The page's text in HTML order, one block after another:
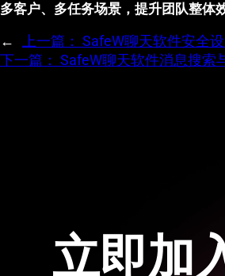
多客户、多任务场景，提升团队整体效
← 上一篇： SafeW聊天软件安全
下一篇： SafeW聊天软件消息搜索
立即加